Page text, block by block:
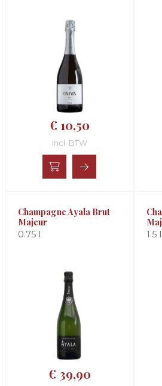
€ 10,50
Incl. BTW
Champagne Ayala Brut
Majeur
0.75 l
€ 39,90
1.5